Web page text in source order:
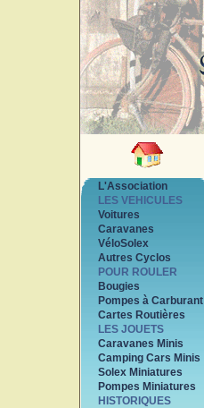
L'Association
LES VEHICULES
Voitures
Caravanes
VéloSolex
Autres Cyclos
POUR ROULER
Bougies
Pompes à Carburant
Cartes Routières
LES JOUETS
Caravanes Minis
Camping Cars Minis
Solex Miniatures
Pompes Miniatures
HISTORIQUES